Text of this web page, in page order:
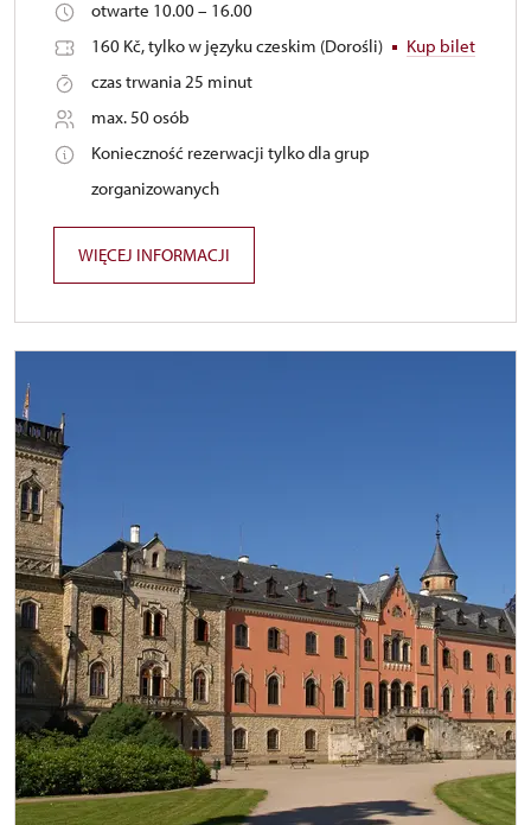
otwarte 10.00 – 16.00
160 Kč, tylko w języku czeskim (Dorośli)
Kup bilet
czas trwania 25 minut
max. 50 osób
Konieczność rezerwacji tylko dla grup
zorganizowanych
WIĘCEJ INFORMACJI